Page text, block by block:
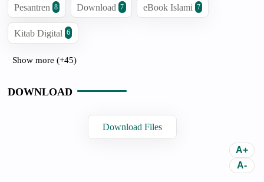
Pesantren 8 Download 7 eBook Islami 7
Kitab Digital 6
Show more (+45)
DOWNLOAD
Download Files